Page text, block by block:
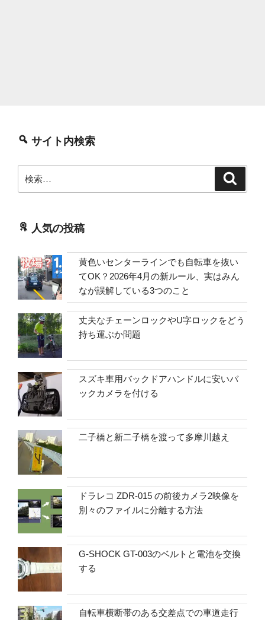
サイト内検索
索:
人気の投稿
黄色いセンターラインでも自転車を抜い
てOK？2026年4月の新ルール、実はみん
なが誤解している3つのこと
丈夫なチェーンロックやU字ロックをどう
持ち運ぶか問題
スズキ車用バックドアハンドルに安いバ
ックカメラを付ける
二子橋と新二子橋を渡って多摩川越え
ドラレコ ZDR-015 の前後カメラ2映像を
別々のファイルに分離する方法
G-SHOCK GT-003のベルトと電池を交換
する
自転車横断帯のある交差点での車道走行